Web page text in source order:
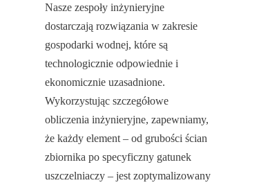
Nasze zespoły inżynieryjne
dostarczają rozwiązania w zakresie
gospodarki wodnej, które są
technologicznie odpowiednie i
ekonomicznie uzasadnione.
Wykorzystując szczegółowe
obliczenia inżynieryjne, zapewniamy,
że każdy element – od grubości ścian
zbiornika po specyficzny gatunek
uszczelniaczy – jest zoptymalizowany